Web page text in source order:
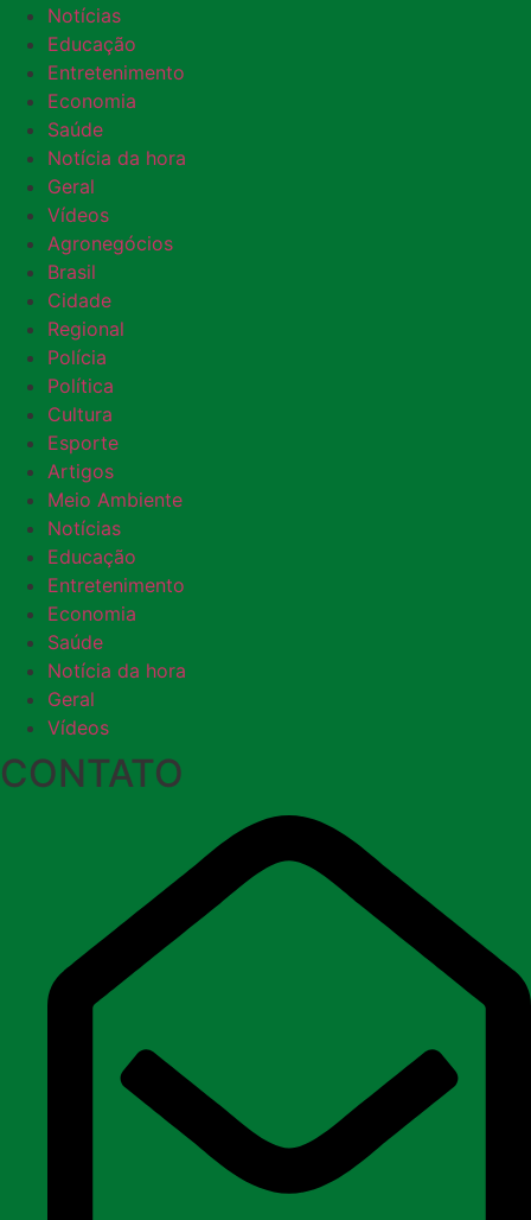
Notícias
Educação
Entretenimento
Economia
Saúde
Notícia da hora
Geral
Vídeos
Agronegócios
Brasil
Cidade
Regional
Polícia
Política
Cultura
Esporte
Artigos
Meio Ambiente
Notícias
Educação
Entretenimento
Economia
Saúde
Notícia da hora
Geral
Vídeos
CONTATO